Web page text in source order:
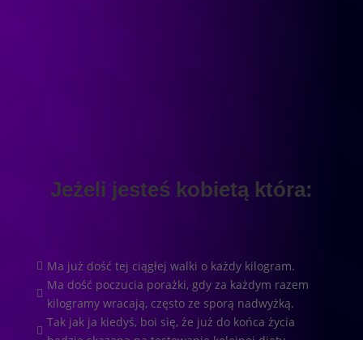
Jeżeli jesteś kobietą która:
 Ma już dość tej ciągłej walki o każdy kilogram.

Ma dość poczucia porażki, gdy za każdym razem
kilogramy wracają, często ze sporą nadwyżką.

Tak jak ja kiedyś, boi się, że już do końca życia